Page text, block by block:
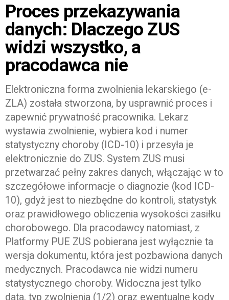
Proces przekazywania
danych: Dlaczego ZUS
widzi wszystko, a
pracodawca nie
Elektroniczna forma zwolnienia lekarskiego (e-
ZLA) została stworzona, by usprawnić proces i
zapewnić prywatność pracownika. Lekarz
wystawia zwolnienie, wybiera kod i numer
statystyczny choroby (ICD-10) i przesyła je
elektronicznie do ZUS. System ZUS musi
przetwarzać pełny zakres danych, włączając w to
szczegółowe informacje o diagnozie (kod ICD-
10), gdyż jest to niezbędne do kontroli, statystyk
oraz prawidłowego obliczenia wysokości zasiłku
chorobowego. Dla pracodawcy natomiast, z
Platformy PUE ZUS pobierana jest wyłącznie ta
wersja dokumentu, która jest pozbawiona danych
medycznych. Pracodawca nie widzi numeru
statystycznego choroby. Widoczna jest tylko
data, typ zwolnienia (1/2) oraz ewentualne kody